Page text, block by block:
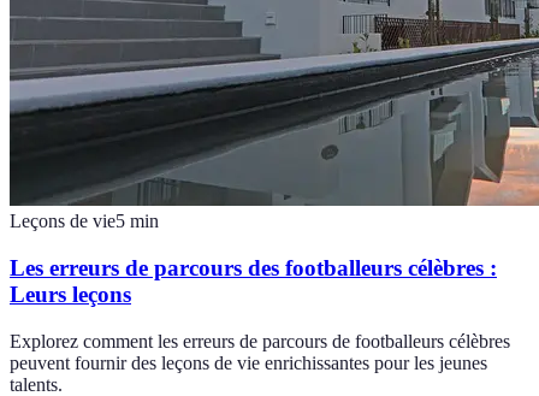
Leçons de vie5 min
Les erreurs de parcours des footballeurs célèbres :
Leurs leçons
Explorez comment les erreurs de parcours de footballeurs célèbres
peuvent fournir des leçons de vie enrichissantes pour les jeunes
talents.